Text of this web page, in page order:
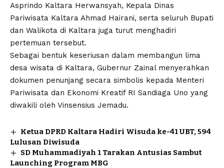
Asprindo Kaltara Herwansyah, Kepala Dinas
Pariwisata Kaltara Ahmad Hairani, serta seluruh Bupati
dan Walikota di Kaltara juga turut menghadiri
pertemuan tersebut.
Sebagai bentuk keseriusan dalam membangun lima
desa wisata di Kaltara, Gubernur Zainal menyerahkan
dokumen penunjang secara simbolis kepada Menteri
Pariwisata dan Ekonomi Kreatif RI Sandiaga Uno yang
diwakili oleh Vinsensius Jemadu.
Ketua DPRD Kaltara Hadiri Wisuda ke-41 UBT, 594
Lulusan Diwisuda
SD Muhammadiyah 1 Tarakan Antusias Sambut
Launching Program MBG